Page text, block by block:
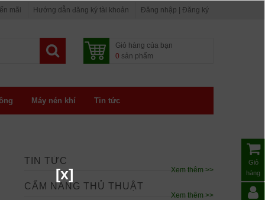
[x]
mãi Hướng dẫn đăng ký tài khoản Đăng nhập | Đăng ký
Giỏ hàng của bạn
0 sản phẩm
Máy nén khí Tin tức
TIN TỨC
Xem thêm >>
CẨM NANG THỦ THUẬT
Xem thêm >>
Giỏ
hàng